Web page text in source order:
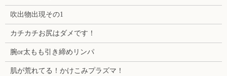
吹出物出現その1
カチカチお尻はダメです！
腕or太もも引き締めリンパ
肌が荒れてる！かけこみプラズマ！